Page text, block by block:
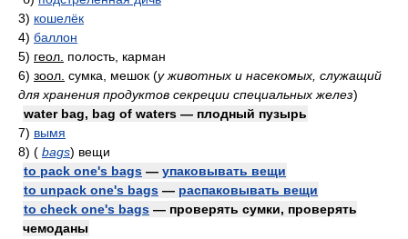
3) кошелёк
4) баллон
5) геол. полость, карман
6) зоол. сумка, мешок (у животных и насекомых, служащий
для хранения продуктов секреции специальных желез)
water bag, bag of waters — плодный пузырь
7) вымя
8) ( bags) вещи
to pack one's bags — упаковывать вещи
to unpack one's bags — распаковывать вещи
to check one's bags — проверять сумки, проверять
чемоданы